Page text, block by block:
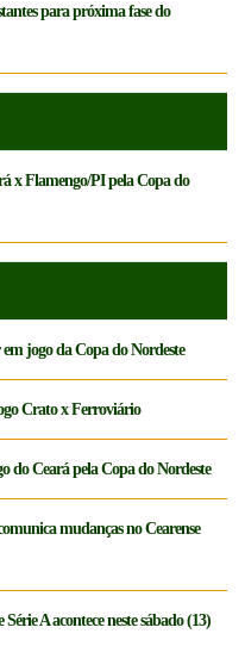
para próxima fase do
x Flamengo/PI pela Copa do
jogo da Copa do Nordeste
Crato x Ferroviário
do Ceará pela Copa do Nordeste
mudanças no Cearense
A acontece neste sábado (13)